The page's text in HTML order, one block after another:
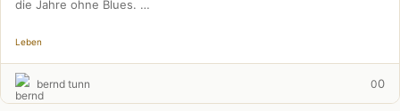
die Jahre ohne Blues. …
Leben
bernd tunn 00